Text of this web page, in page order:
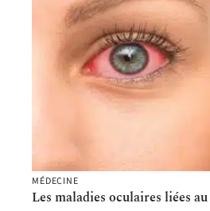
MÉDECINE
Les maladies oculaires liées